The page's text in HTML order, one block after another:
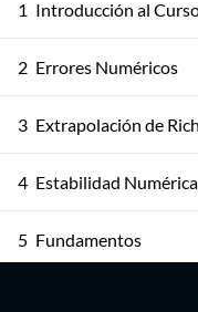
1 Introducción al
2 Errores Numéricos
3 Extrapolación de
4 Estabilidad Numérica
5 Fundamentos